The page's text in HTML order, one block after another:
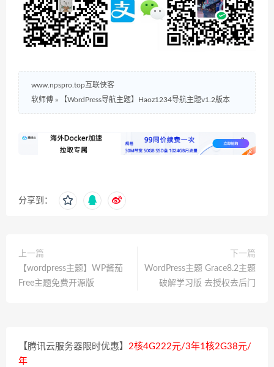
www.npspro.top互联侠客
软师傅 » 【WordPress导航主题】Haoz1234导航主题v1.2版本
分享到：
上一篇
【wordpress主题】WP酱茄
Free主题免费开源版
下一篇
WordPress主题 Grace8.2主题
破解学习版 去授权去后门
【腾讯云服务器限时优惠】 2核4G222元/3年1核2G38元/
年